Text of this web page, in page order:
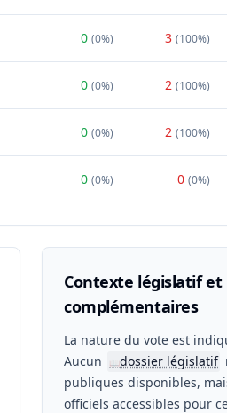
0 (0%) 3 (100%)
0 (0%) 2 (100%)
0 (0%) 2 (100%)
0 (0%) 0 (0%)
Contexte législatif
complémentaires
La nature du vote est
Aucun
📖dossier législatif
publiques disponibles,
officiels accessibles pour